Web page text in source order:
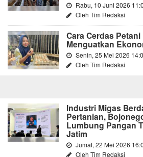
Rabu, 10 Juni 2026
Oleh Tim Redaksi
Cara Cerdas
Menguatkan
Senin, 25 Mei 2026
Oleh Tim Redaksi
Industri Migas
Pertanian,
Lumbung Pangan
Jatim
Jumat, 22 Mei 2026
Oleh Tim Redaksi